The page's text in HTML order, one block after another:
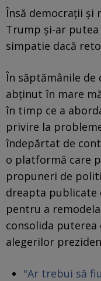
Însă democrații și
Trump și-ar
simpatie dacă
În săptămânile de
abținut în mare
în timp ce a
privire la
îndepărtat de
o platformă care
propuneri de
dreapta publicate
pentru a
consolida puterea
alegerilor
"Ar trebui să